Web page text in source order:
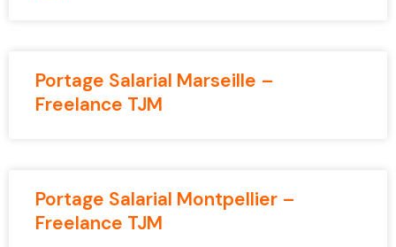
Portage Salarial Marseille –
Freelance TJM
Portage Salarial Montpellier –
Freelance TJM